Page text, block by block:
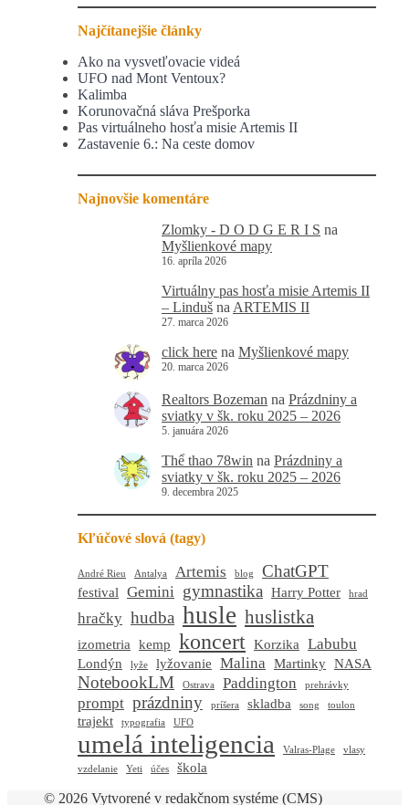
Najčítanejšie články
Ako na vysvetľovacie videá
UFO nad Mont Ventoux?
Kalimba
Korunovačná sláva Prešporka
Pas virtuálneho hosťa misie Artemis II
Zastavenie 6.: Na ceste domov
Najnovšie komentáre
Zlomky - D O D G E R I S na
Myšlienkové mapy
16. apríla 2026
Virtuálny pas hosťa misie Artemis II
– Linduš na ARTEMIS II
27. marca 2026
click here na Myšlienkové mapy
20. marca 2026
Realtors Bozeman na Prázdniny a
sviatky v šk. roku 2025 – 2026
5. januára 2026
Thể thao 78win na Prázdniny a
sviatky v šk. roku 2025 – 2026
9. decembra 2025
Kľúčové slová (tagy)
André Rieu Antalya Artemis blog ChatGPT
festival Gemini gymnastika Harry Potter hrad
hračky hudba husle huslistka
izometria kemp koncert Korzika Labubu
Londýn lyže lyžovanie Malina Martinky NASA
NotebookLM Ostrava Paddington prehrávky
prompt prázdniny príšera skladba song toulon
trajekt typografia UFO
umelá inteligencia Valras-Plage
vlasy
vzdelanie
Yeti účes škola
© 2026 Vytvorené v redakčnom systéme (CMS)